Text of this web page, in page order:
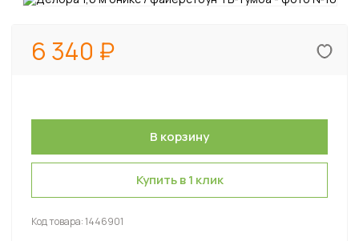
6 340
Купить в 1 клик
Код товара:1446901